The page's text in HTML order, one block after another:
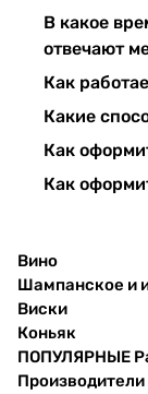
В какое
отвечают
Как
Какие
Как
Как
Вино
Шампанское и
Виски
Коньяк
ПОПУЛЯРНЫЕ